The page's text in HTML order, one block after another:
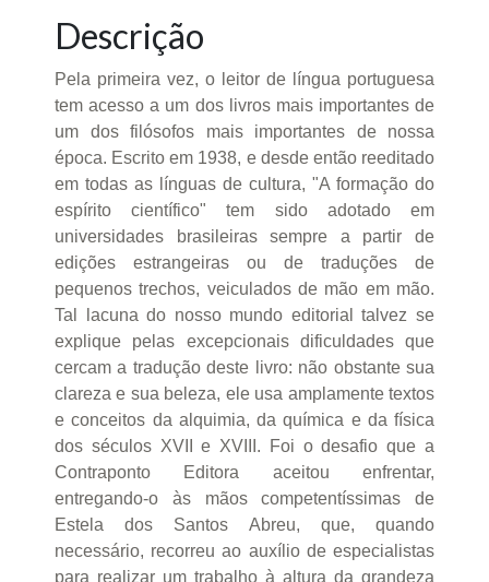
Descrição
Pela primeira vez, o leitor de língua portuguesa
tem acesso a um dos livros mais importantes de
um dos filósofos mais importantes de nossa
época. Escrito em 1938, e desde então reeditado
em todas as línguas de cultura, "A formação do
espírito científico" tem sido adotado em
universidades brasileiras sempre a partir de
edições estrangeiras ou de traduções de
pequenos trechos, veiculados de mão em mão.
Tal lacuna do nosso mundo editorial talvez se
explique pelas excepcionais dificuldades que
cercam a tradução deste livro: não obstante sua
clareza e sua beleza, ele usa amplamente textos
e conceitos da alquimia, da química e da física
dos séculos XVII e XVIII. Foi o desafio que a
Contraponto Editora aceitou enfrentar,
entregando-o às mãos competentíssimas de
Estela dos Santos Abreu, que, quando
necessário, recorreu ao auxílio de especialistas
para realizar um trabalho à altura da grandeza